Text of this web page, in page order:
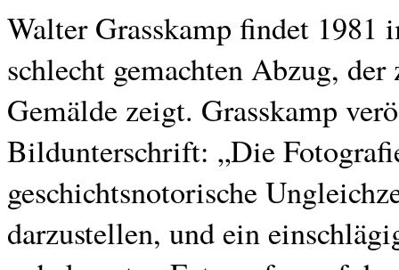
Walter Grasskamp findet 1981
schlecht gemachten Abzug,
Gemälde zeigt. Grasskamp
Bildunterschrift: „Die
geschichtsnotorische
darzustellen, und ein